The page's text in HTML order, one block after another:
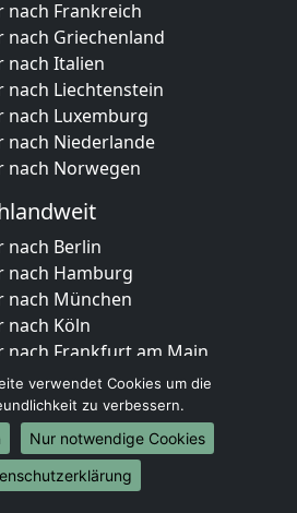
nach Frankreich
Griechenland
nach Italien
Liechtenstein
nach Luxemburg
nach Niederlande
nach Norwegen
nach Berlin
nach Hamburg
nach München
nach Köln
nach Frankfurt am Main
nach Stuttgart
nach Düsseldorf
nach Leipzig
nach Dortmund
nach Essen
verwendet Cookies um die
zu verbessern.
Nur notwendige Cookies